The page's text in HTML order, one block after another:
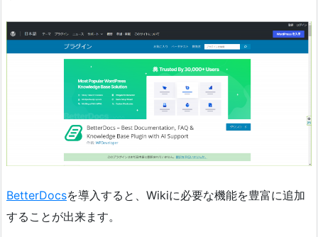
BetterDocsを導入すると、Wikiに必要な機能を豊富に追加
することが出来ます。